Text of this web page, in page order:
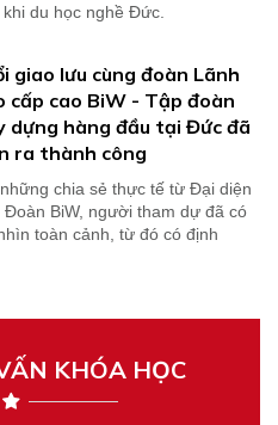
du học nghề Đức.
giao lưu cùng đoàn Lãnh
cấp cao BiW - Tập đoàn
dựng hàng đầu tại Đức đã
ra thành công
chia sẻ thực tế từ Đại diện
Đoàn BiW, người tham dự đã có
toàn cảnh, từ đó có định
KHÓA HỌC